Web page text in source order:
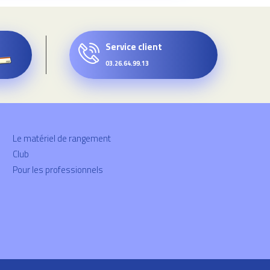
Service client
03.26.64.99.13
Le matériel de rangement
Club
Pour les professionnels